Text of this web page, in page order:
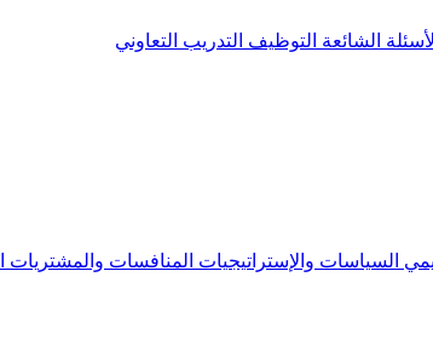
الأسئلة الشائعة التوظيف التدريب التعاوني
السياسات والإستراتيجيات المنافسات والمشتريات